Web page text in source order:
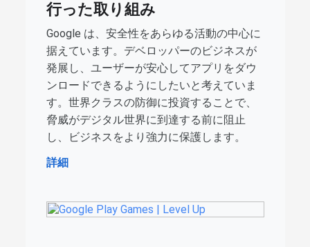
行った取り組み
Google は、安全性をあらゆる活動の中心に
据えています。デベロッパーのビジネスが
発展し、ユーザーが安心してアプリをダウ
ンロードできるようにしたいと考えていま
す。世界クラスの防御に投資することで、
脅威がデジタル世界に到達する前に阻止
し、ビジネスをより強力に保護します。
詳細